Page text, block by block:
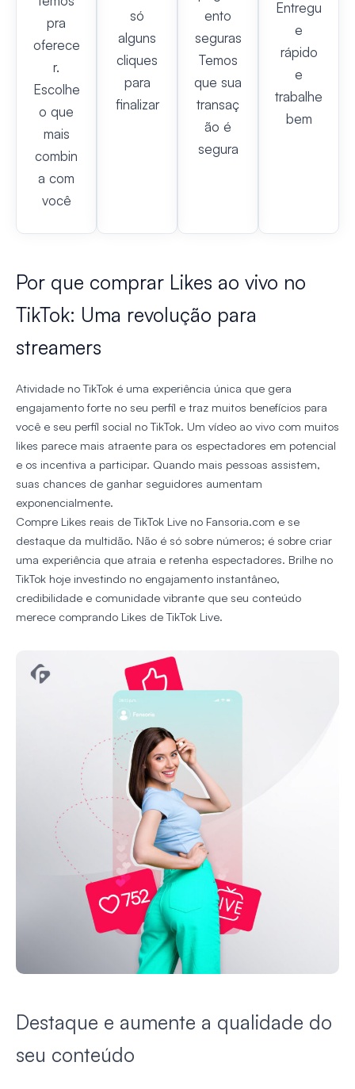
pra
oferece
r.
Escolhe
o que
mais
combin
a com
você
só
alguns
cliques
para
finalizar
ento
seguras
Temos
que sua
transaç
ão é
segura
Entregu
e
rápido
e
trabalhe
bem
Por que comprar Likes ao vivo no
TikTok: Uma revolução para
streamers
Atividade no TikTok é uma experiência única que gera
engajamento forte no seu perfil e traz muitos benefícios para
você e seu perfil social no TikTok. Um vídeo ao vivo com muitos
likes parece mais atraente para os espectadores em potencial
e os incentiva a participar. Quando mais pessoas assistem,
suas chances de ganhar seguidores aumentam
exponencialmente.
Compre Likes reais de TikTok Live no Fansoria.com e se
destaque da multidão. Não é só sobre números; é sobre criar
uma experiência que atraia e retenha espectadores. Brilhe no
TikTok hoje investindo no engajamento instantâneo,
credibilidade e comunidade vibrante que seu conteúdo
merece comprando Likes de TikTok Live.
Destaque e aumente a qualidade do
seu conteúdo